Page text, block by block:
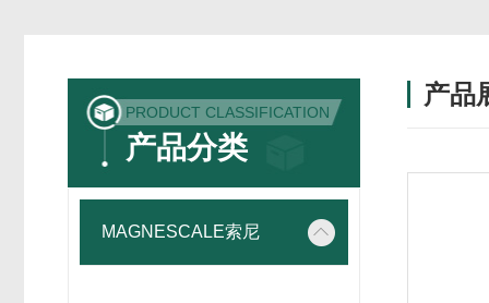
PRODUCT CLASSIFICATION
产品分类
MAGNESCALE索尼
产品